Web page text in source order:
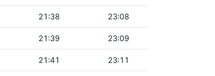
21:38 23:08
21:39 23:09
21:41 23:11